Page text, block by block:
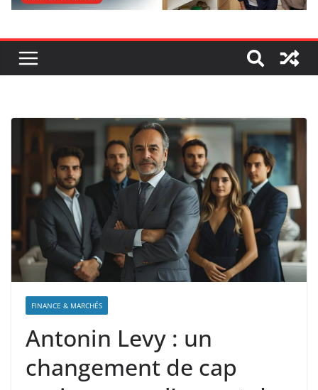
FINANCE & MARCHÉS
Antonin Levy : un
changement de cap